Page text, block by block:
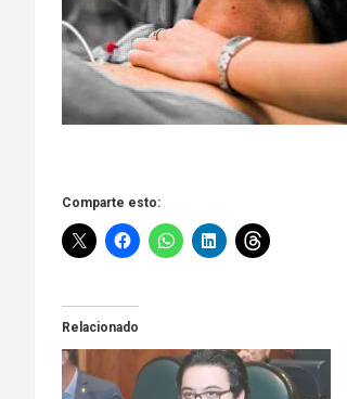
Comparte esto:
Relacionado